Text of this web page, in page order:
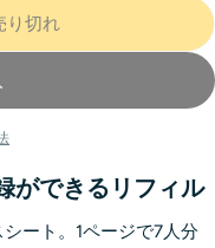
り切れ
ができるリフィル
ート。1ページで7人分